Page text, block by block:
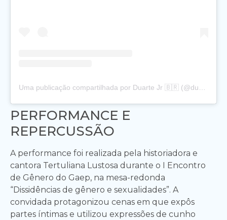
PERFORMANCE E
REPERCUSSÃO
A performance foi realizada pela historiadora e
cantora Tertuliana Lustosa durante o I Encontro
de Gênero do Gaep, na mesa-redonda
“Dissidências de gênero e sexualidades”. A
convidada protagonizou cenas em que expôs
partes íntimas e utilizou expressões de cunho